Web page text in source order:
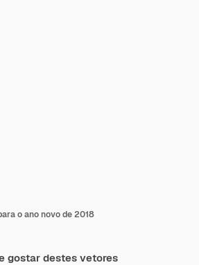
o ano novo de 2018
gostar destes vetores